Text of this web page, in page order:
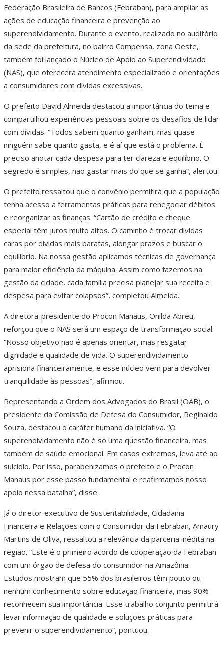
Federação Brasileira de Bancos (Febraban), para ampliar as
ações de educação financeira e prevenção ao
superendividamento. Durante o evento, realizado no auditório
da sede da prefeitura, no bairro Compensa, zona Oeste,
também foi lançado o Núcleo de Apoio ao Superendividado
(NAS), que oferecerá atendimento especializado e orientações
a consumidores com dívidas excessivas.
O prefeito David Almeida destacou a importância do tema e
compartilhou experiências pessoais sobre os desafios de lidar
com dívidas. “Todos sabem quanto ganham, mas quase
ninguém sabe quanto gasta, e é aí que está o problema. É
preciso anotar cada despesa para ter clareza e equilíbrio. O
segredo é simples, não gastar mais do que se ganha”, alertou.
O prefeito ressaltou que o convênio permitirá que a população
tenha acesso a ferramentas práticas para renegociar débitos
e reorganizar as finanças. “Cartão de crédito e cheque
especial têm juros muito altos. O caminho é trocar dívidas
caras por dívidas mais baratas, alongar prazos e buscar o
equilíbrio. Na nossa gestão aplicamos técnicas de governança
para maior eficiência da máquina. Assim como fazemos na
gestão da cidade, cada família precisa planejar sua receita e
despesa para evitar colapsos”, completou Almeida.
A diretora-presidente do Procon Manaus, Onilda Abreu,
reforçou que o NAS será um espaço de transformação social.
“Nosso objetivo não é apenas orientar, mas resgatar
dignidade e qualidade de vida. O superendividamento
aprisiona financeiramente, e esse núcleo vem para devolver
tranquilidade às pessoas”, afirmou.
Representando a Ordem dos Advogados do Brasil (OAB), o
presidente da Comissão de Defesa do Consumidor, Reginaldo
Souza, destacou o caráter humano da iniciativa. “O
superendividamento não é só uma questão financeira, mas
também de saúde emocional. Em casos extremos, leva até ao
suicídio. Por isso, parabenizamos o prefeito e o Procon
Manaus por esse passo fundamental e reafirmamos nosso
apoio nessa batalha”, disse.
Já o diretor executivo de Sustentabilidade, Cidadania
Financeira e Relações com o Consumidor da Febraban, Amaury
Martins de Oliva, ressaltou a relevância da parceria inédita na
região. “Este é o primeiro acordo de cooperação da Febraban
com um órgão de defesa do consumidor na Amazônia.
Estudos mostram que 55% dos brasileiros têm pouco ou
nenhum conhecimento sobre educação financeira, mas 90%
reconhecem sua importância. Esse trabalho conjunto permitirá
levar informação de qualidade e soluções práticas para
prevenir o superendividamento”, pontuou.